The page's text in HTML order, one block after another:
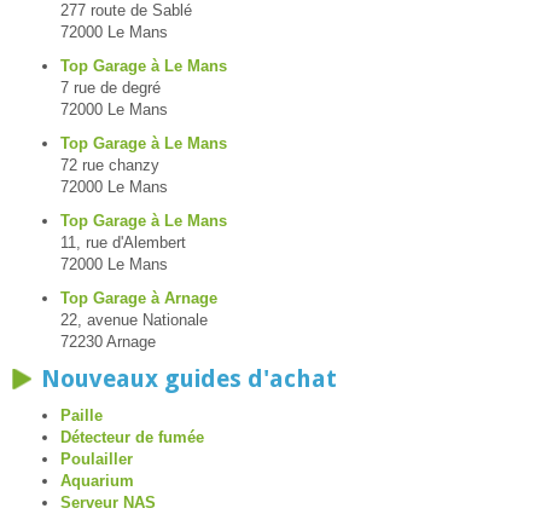
277 route de Sablé
72000 Le Mans
Top Garage à Le Mans
7 rue de degré
72000 Le Mans
Top Garage à Le Mans
72 rue chanzy
72000 Le Mans
Top Garage à Le Mans
11, rue d'Alembert
72000 Le Mans
Top Garage à Arnage
22, avenue Nationale
72230 Arnage
Nouveaux guides d'achat
Paille
Détecteur de fumée
Poulailler
Aquarium
Serveur NAS